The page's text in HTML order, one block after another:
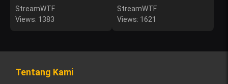
StreamWTF
Views: 1383
StreamWTF
Views: 1621
Tentang Kami